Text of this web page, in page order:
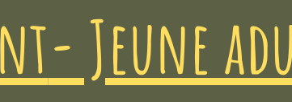
nt- Jeune